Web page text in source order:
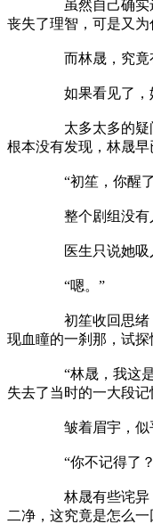
虽然自己确实还有
丧失了理智，可是又
而林晟，究竟有
如果看见了，她
太多太多的疑问，
根本没有发现，林晟早
“初笙，你醒了
整个剧组没有人员
医生只说她吸入太
“嗯。”
初笙收回思绪，淡
现血瞳的一刹那，试探
“林晟，我这是怎
失去了当时的一大段记
皱着眉宇，似乎
“你不记得了？
林晟有些诧异，没
二净，这究竟是怎么一